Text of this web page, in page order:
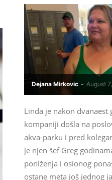
Dejana Mirkovic - August
Linda je nakon dvanaest
kompaniji došla na
akva-parku i pred
je njen šef Greg
poniženja i osionog
ostane meta još jednog